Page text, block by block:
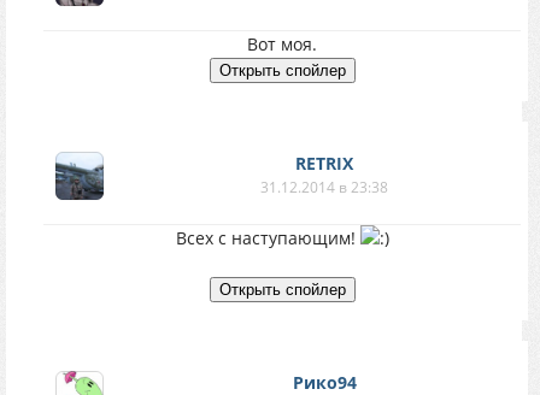
Вот моя.
RETRIX
31.12.2014 в 23:38
Всех с наступающим!
Рико94